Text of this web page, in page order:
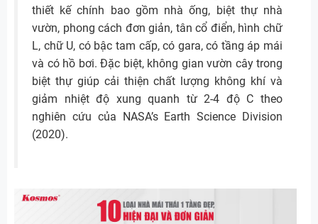
thiết kế chính bao gồm nhà ống, biệt thự nhà
vườn, phong cách đơn giản, tân cổ điển, hình chữ
L, chữ U, có bậc tam cấp, có gara, có tầng áp mái
và có hồ bơi. Đặc biệt, không gian vườn cây trong
biệt thự giúp cải thiện chất lượng không khí và
giảm nhiệt độ xung quanh từ 2-4 độ C theo
nghiên cứu của NASA’s Earth Science Division
(2020).